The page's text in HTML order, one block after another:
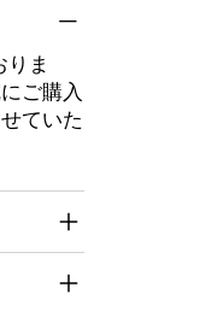
ま
ご購入
ていた